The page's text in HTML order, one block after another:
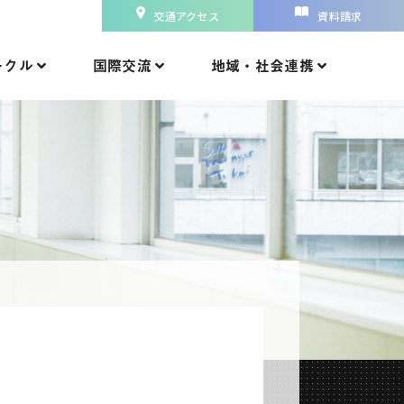
交通アクセス 資料請求
ル 国際交流 地域・社会連携